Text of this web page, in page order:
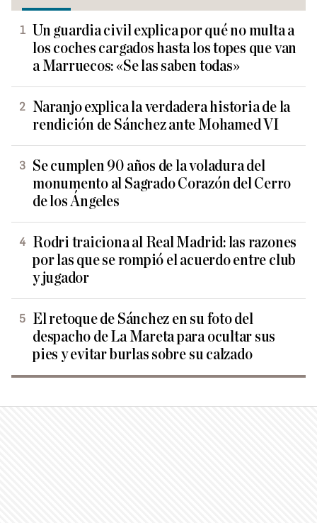
Un guardia civil explica por qué no multa a
los coches cargados hasta los topes que van
a Marruecos: «Se las saben todas»
Naranjo explica la verdadera historia de la
rendición de Sánchez ante Mohamed VI
Se cumplen 90 años de la voladura del
monumento al Sagrado Corazón del Cerro
de los Ángeles
Rodri traiciona al Real Madrid: las razones
por las que se rompió el acuerdo entre club
y jugador
El retoque de Sánchez en su foto del
despacho de La Mareta para ocultar sus
pies y evitar burlas sobre su calzado